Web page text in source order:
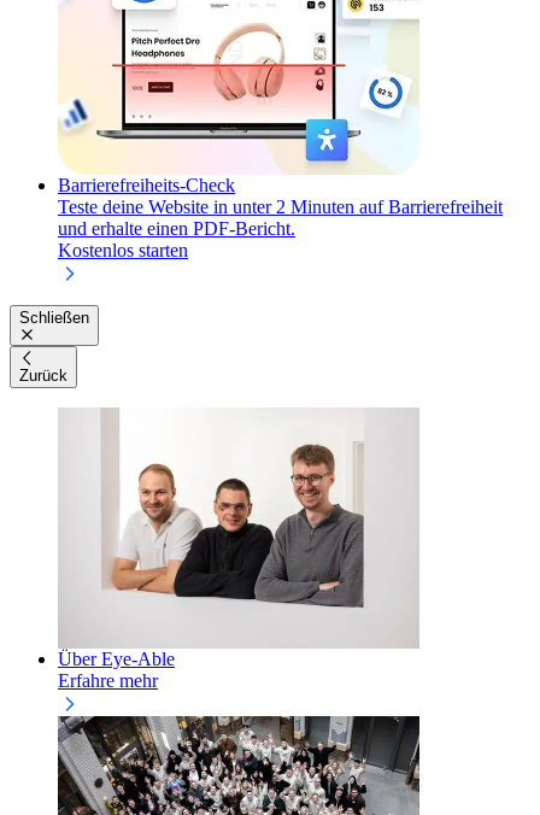
Barrierefreiheits-Check
Teste deine Website in unter 2 Minuten auf Barrierefreiheit
und erhalte einen PDF-Bericht.
Kostenlos starten
Schließen
Zurück
Über Eye-Able
Erfahre mehr